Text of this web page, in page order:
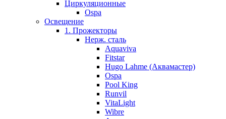
Циркуляционные
Ospa
Освещение
1. Прожекторы
Нерж. сталь
Aquaviva
Fitstar
Hugo Lahme (Аквамастер)
Ospa
Pool King
Runvil
VitaLight
Wibre